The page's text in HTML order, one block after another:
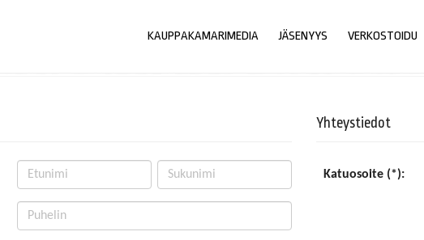
KAUPPAKAMARIMEDIA JÄSENYYS VERKOSTOIDU
Yhteystiedot
Katuosoite (*):